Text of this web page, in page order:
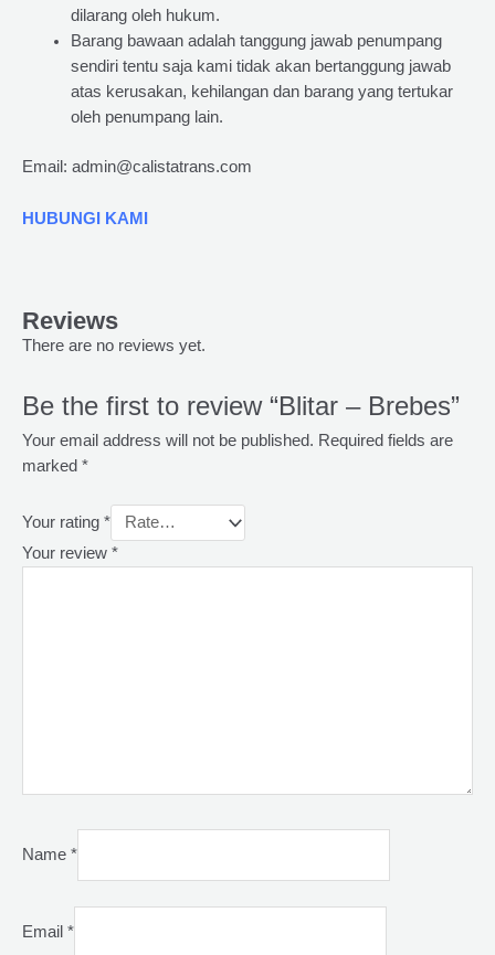
dilarang oleh hukum.
Barang bawaan adalah tanggung jawab penumpang
sendiri tentu saja kami tidak akan bertanggung jawab
atas kerusakan, kehilangan dan barang yang tertukar
oleh penumpang lain.
Email: admin@calistatrans.com
HUBUNGI KAMI
Reviews
There are no reviews yet.
Be the first to review “Blitar – Brebes”
Your email address will not be published. Required fields are
marked *
Your rating *
Your review *
Name *
Email *